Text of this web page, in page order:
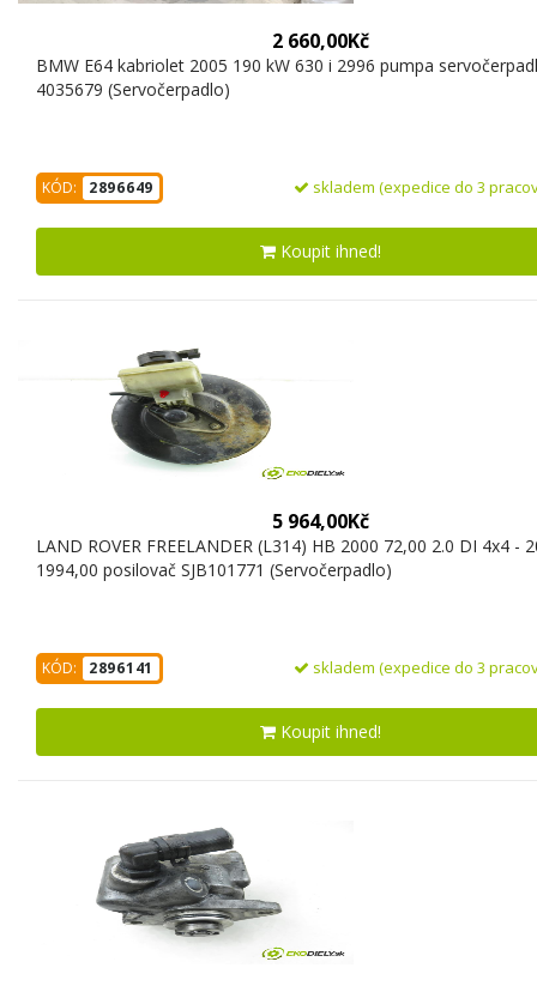
2 660,00Kč
BMW E64 kabriolet 2005 190 kW 630 i 2996 pumpa
4035679 (Servočerpadlo)
KÓD: 2896649 skladem (expedice do 3
Koupit ihned!
5 964,00Kč
LAND ROVER FREELANDER (L314) HB 2000 72,00 2.0 DI 4x4 -
1994,00 posilovač SJB101771 (Servočerpadlo)
KÓD: 2896141 skladem (expedice do 3
Koupit ihned!